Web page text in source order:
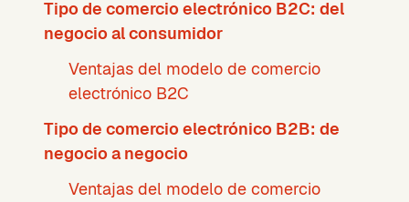
Tipo de comercio electrónico B2C: del
negocio al consumidor
Ventajas del modelo de comercio
electrónico B2C
Tipo de comercio electrónico B2B: de
negocio a negocio
Ventajas del modelo de comercio